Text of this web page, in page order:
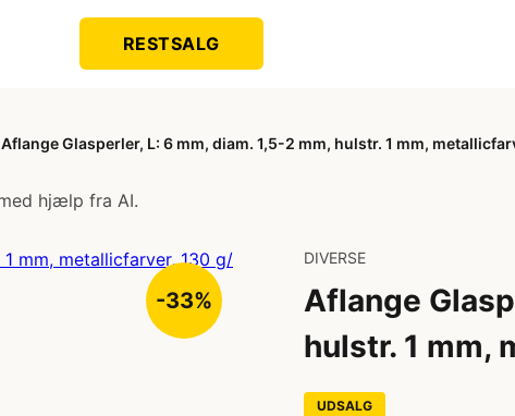
RESTSALG
Aflange Glasperler, L: 6 mm, diam. 1,5-2 mm, hulstr. 1 mm,
hjælp fra AI.
-33%
DIVERSE
Aflange
hulstr. 1 mm,
UDSALG